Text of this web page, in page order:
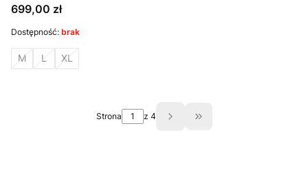
Cena
699,00 zł
Dostępność: brak
M L XL
Strona z 4 Przejdź do ostatniej